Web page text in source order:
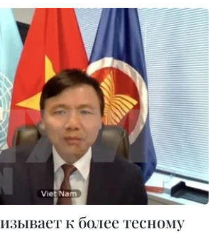
к более тесному